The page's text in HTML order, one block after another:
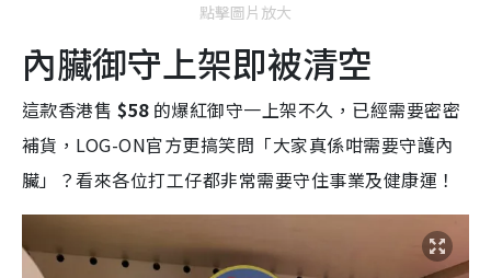
點擊圖片放大
內臟御守上架即被清空
這款香港售 $58的爆紅御守一上架不久，已經需要密密
補貨，LOG-ON官方更搞笑問「大家真係咁需要守護內
臟」？看來各位打工仔都非常需要守住事業及健康運！